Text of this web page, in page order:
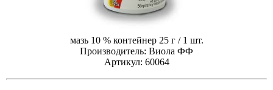
мазь 10 % контейнер 25 г / 1 шт.
Производитель: Виола ФФ
Артикул: 60064